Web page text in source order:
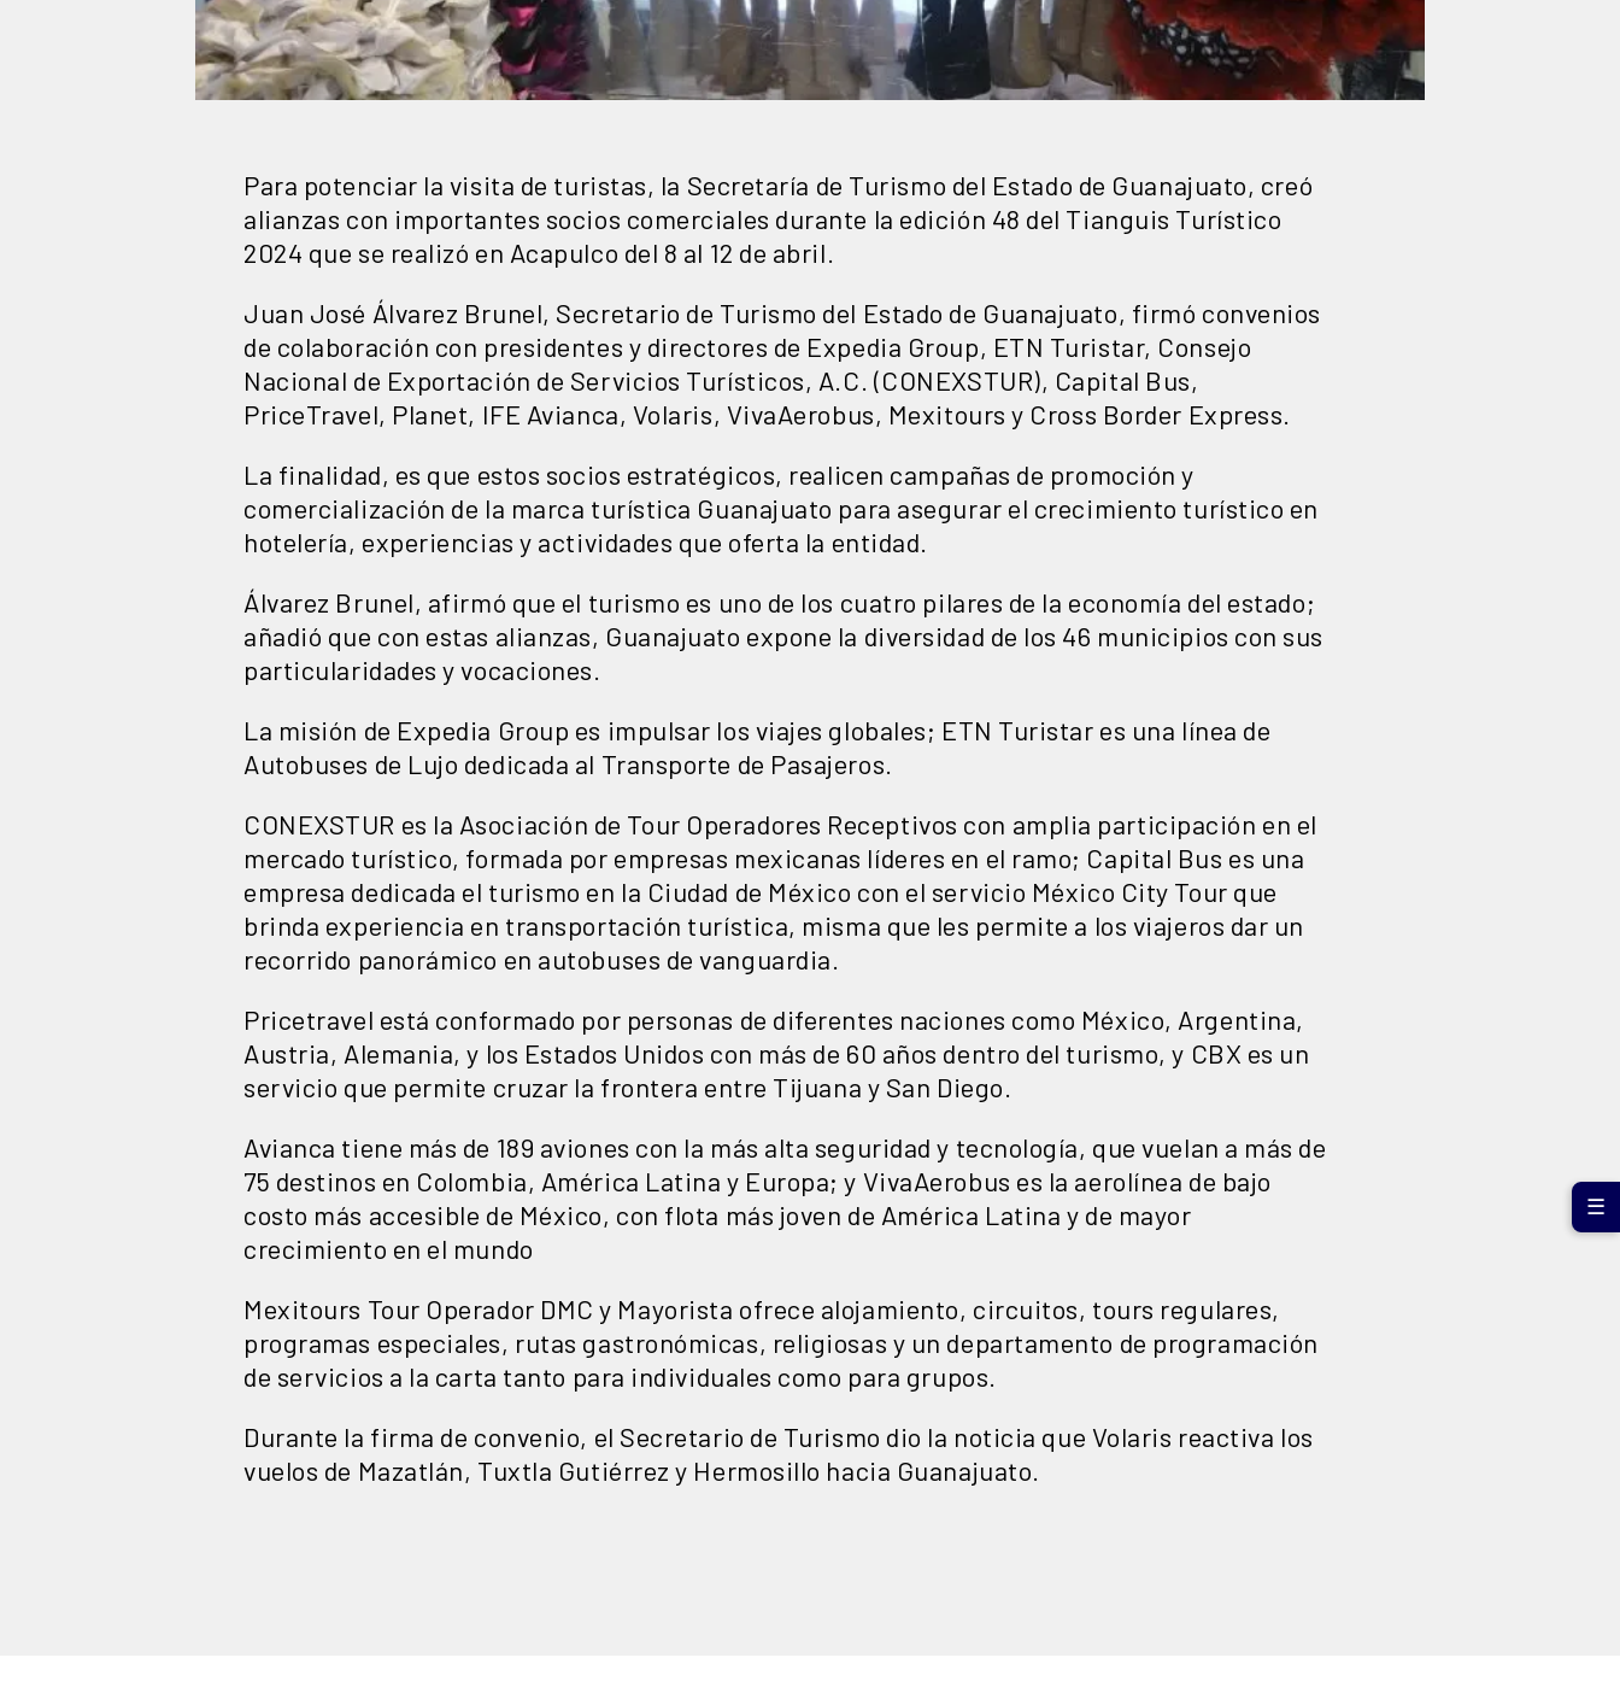
Para potenciar la visita de turistas, la Secretaría de Turismo del Estado de Guanajuato, creó
alianzas con importantes socios comerciales durante la edición 48 del Tianguis Turístico
2024 que se realizó en Acapulco del 8 al 12 de abril.
Juan José Álvarez Brunel, Secretario de Turismo del Estado de Guanajuato, firmó convenios
de colaboración con presidentes y directores de Expedia Group, ETN Turistar, Consejo
Nacional de Exportación de Servicios Turísticos, A.C. (CONEXSTUR), Capital Bus,
PriceTravel, Planet, IFE Avianca, Volaris, VivaAerobus, Mexitours y Cross Border Express.
La finalidad, es que estos socios estratégicos, realicen campañas de promoción y
comercialización de la marca turística Guanajuato para asegurar el crecimiento turístico en
hotelería, experiencias y actividades que oferta la entidad.
Álvarez Brunel, afirmó que el turismo es uno de los cuatro pilares de la economía del estado;
añadió que con estas alianzas, Guanajuato expone la diversidad de los 46 municipios con sus
particularidades y vocaciones.
La misión de Expedia Group es impulsar los viajes globales; ETN Turistar es una línea de
Autobuses de Lujo dedicada al Transporte de Pasajeros.
CONEXSTUR es la Asociación de Tour Operadores Receptivos con amplia participación en el
mercado turístico, formada por empresas mexicanas líderes en el ramo; Capital Bus es una
empresa dedicada el turismo en la Ciudad de México con el servicio México City Tour que
brinda experiencia en transportación turística, misma que les permite a los viajeros dar un
recorrido panorámico en autobuses de vanguardia.
Pricetravel está conformado por personas de diferentes naciones como México, Argentina,
Austria, Alemania, y los Estados Unidos con más de 60 años dentro del turismo, y CBX es un
servicio que permite cruzar la frontera entre Tijuana y San Diego.
Avianca tiene más de 189 aviones con la más alta seguridad y tecnología, que vuelan a más de
75 destinos en Colombia, América Latina y Europa; y VivaAerobus es la aerolínea de bajo
costo más accesible de México, con flota más joven de América Latina y de mayor
crecimiento en el mundo
Mexitours Tour Operador DMC y Mayorista ofrece alojamiento, circuitos, tours regulares,
programas especiales, rutas gastronómicas, religiosas y un departamento de programación
de servicios a la carta tanto para individuales como para grupos.
Durante la firma de convenio, el Secretario de Turismo dio la noticia que Volaris reactiva los
vuelos de Mazatlán, Tuxtla Gutiérrez y Hermosillo hacia Guanajuato.
☰